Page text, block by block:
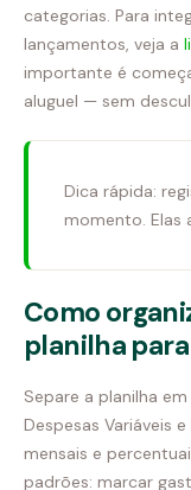
categorias. Para
lançamentos, veja a
importante é
aluguel — sem
Dica rápida:
momento. Elas
Como
planilha
Separe a planilha
Despesas Variáveis
mensais e
padrões: marcar